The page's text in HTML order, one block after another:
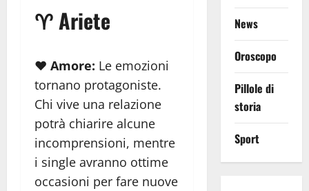
♈ Ariete
❤️ Amore: Le emozioni
tornano protagoniste.
Chi vive una relazione
potrà chiarire alcune
incomprensioni, mentre
i single avranno ottime
occasioni per fare nuove
News
Oroscopo
Pillole di
storia
Sport